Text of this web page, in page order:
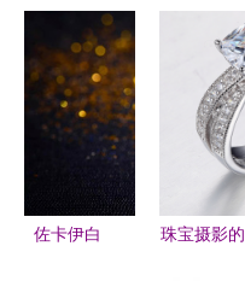
佐卡伊白
珠宝摄影的